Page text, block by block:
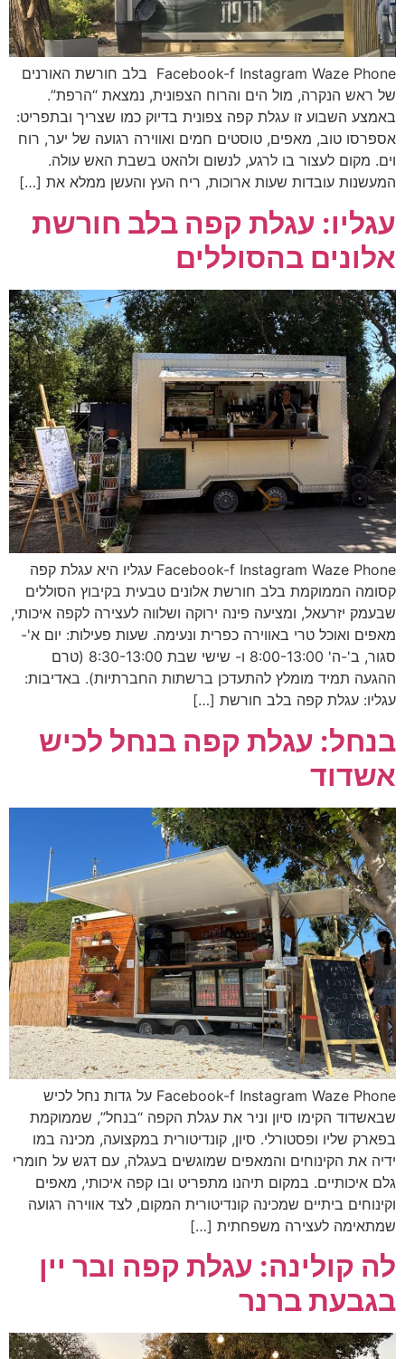
Facebook-f Instagram Waze Phone בלב חורשת האורנים
של ראש הנקרה, מול הים והרוח הצפונית, נמצאת “הרפת”.
באמצע השבוע זו עגלת קפה צפונית בדיוק כמו שצריך ובתפריט:
אספרסו טוב, מאפים, טוסטים חמים ואווירה רגועה של יער, רוח
וים. מקום לעצור בו לרגע, לנשום ולהאט בשבת האש עולה.
המעשנות עובדות שעות ארוכות, ריח העץ והעשן ממלא את […]
עגליו: עגלת קפה בלב חורשת
אלונים בהסוללים
Facebook-f Instagram Waze Phone עגליו היא עגלת קפה
קסומה הממוקמת בלב חורשת אלונים טבעית בקיבוץ הסוללים
שבעמק יזרעאל, ומציעה פינה ירוקה ושלווה לעצירה לקפה איכותי,
מאפים ואוכל טרי באווירה כפרית ונעימה. שעות פעילות: יום א'-
סגור, ב'-ה' 8:00-13:00 ו- שישי שבת 8:30-13:00 (טרם
ההגעה תמיד מומלץ להתעדכן ברשתות החברתיות). באדיבות:
עגליו: עגלת קפה בלב חורשת […]
בנחל: עגלת קפה בנחל לכיש
אשדוד
Facebook-f Instagram Waze Phone על גדות נחל לכיש
שבאשדוד הקימו סיון וניר את עגלת הקפה “בנחל”, שממוקמת
בפארק שליו ופסטורלי. סיון, קונדיטורית במקצועה, מכינה במו
ידיה את הקינוחים והמאפים שמוגשים בעגלה, עם דגש על חומרי
גלם איכותיים. במקום תיהנו מתפריט ובו קפה איכותי, מאפים
וקינוחים ביתיים שמכינה קונדיטורית המקום, לצד אווירה רגועה
שמתאימה לעצירה משפחתית […]
לה קולינה: עגלת קפה ובר יין
בגבעת ברנר